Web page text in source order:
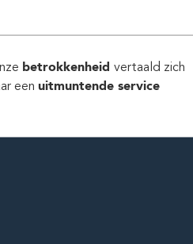
betrokkenheid vertaald zich
een uitmuntende service